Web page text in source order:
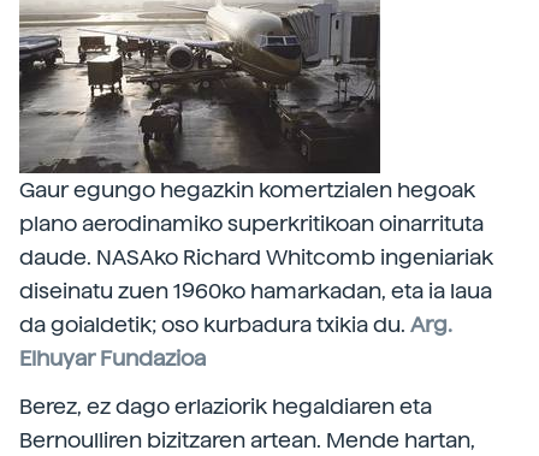
Gaur egungo hegazkin komertzialen hegoak
plano aerodinamiko superkritikoan oinarrituta
daude. NASAko Richard Whitcomb ingeniariak
diseinatu zuen 1960ko hamarkadan, eta ia laua
da goialdetik; oso kurbadura txikia du. Arg.
Elhuyar Fundazioa
Berez, ez dago erlaziorik hegaldiaren eta
Bernoulliren bizitzaren artean. Mende hartan,